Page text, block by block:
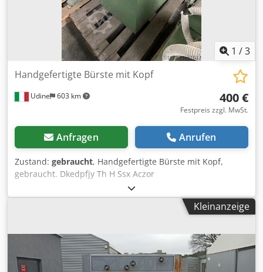
1 /3
Udine 603 km
Handgefertigte Bürste mit Kopf
400 €
Festpreis zzgl. MwSt.
Anfragen Anrufen
Zustand: gebraucht, Handgefertigte Bürste mit Kopf,
gebraucht. Dkedpfjy Th H Ssx Aczor
Kleinanzeige